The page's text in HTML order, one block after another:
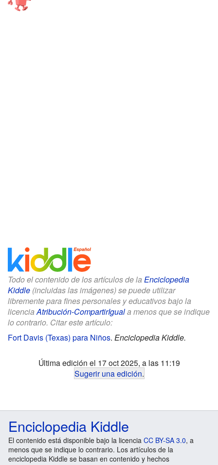
Todo el contenido de los artículos de la Enciclopedia
Kiddle (incluidas las imágenes) se puede utilizar
libremente para fines personales y educativos bajo la
licenciaAtribución-CompartirIguala menos que se indique
lo contrario. Citar este artículo:
Fort Davis (Texas) para Niños. Enciclopedia Kiddle.
Última edición el 17 oct 2025, a las 11:19
Sugerir una edición.
Enciclopedia Kiddle
El contenido está disponible bajo la licencia CC BY-SA 3.0, a
menos que se indique lo contrario. Los artículos de la
enciclopedia Kiddle se basan en contenido y hechos